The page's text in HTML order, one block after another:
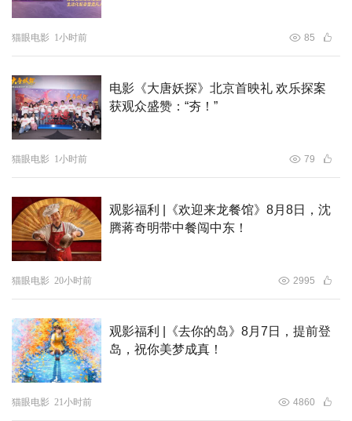
《比如父子》由实力演员宋洋、孙宁、孙安可、佟晨洁、罗
伟宸、柯佳嬿、赵佳丽等倾情出演，杭州果冻效应影视文化
有限公司、重庆米小咪文化传媒有限公司、爱奇艺与法国
CG Cinéma联合出品，国际销售由Kinology代理，其中亚
洲地区由视幻文化代理，获浙江、杭州、余杭区文艺基金与
法官方合拍的重点项目。影片全程在杭州取景，将水乡的温
猫眼电影 1小时前 85
电影《大唐妖探》北京首映礼 欢乐探案
获观众盛赞：“夯！”
猫眼电影 1小时前 79
观影福利 |《欢迎来龙餐馆》8月8日，沈
腾蒋奇明带中餐闯中东！
猫眼电影 20小时前 2995
观影福利 |《去你的岛》8月7日，提前登
岛，祝你美梦成真！
猫眼电影 21小时前 4860